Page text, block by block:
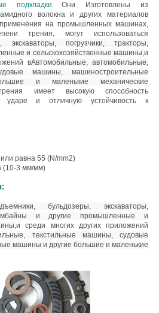
подкладки Они
Изготовлены из
волокна и других материалов
на промышленных машинах,
трения, могут использоваться
экскаваторы, погрузчики, тракторы,
и сельскохозяйственные машины,и
вАвтомобильные, автомобильные,
машины, машиностроительные
и маленькие механические
имеет высокую способность
ударе и отличную устойчивость к
равна 55 (N/mm2)
(10-3 мм/мм)
бульдозеры, экскаваторы,
и другие промышленные и
и среди многих других приложений
текстильные машины, судовые
машины и другие большие и маленькие